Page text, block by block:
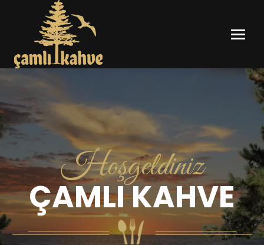
ÇAMLI KAHVE
Hoşgeldiniz